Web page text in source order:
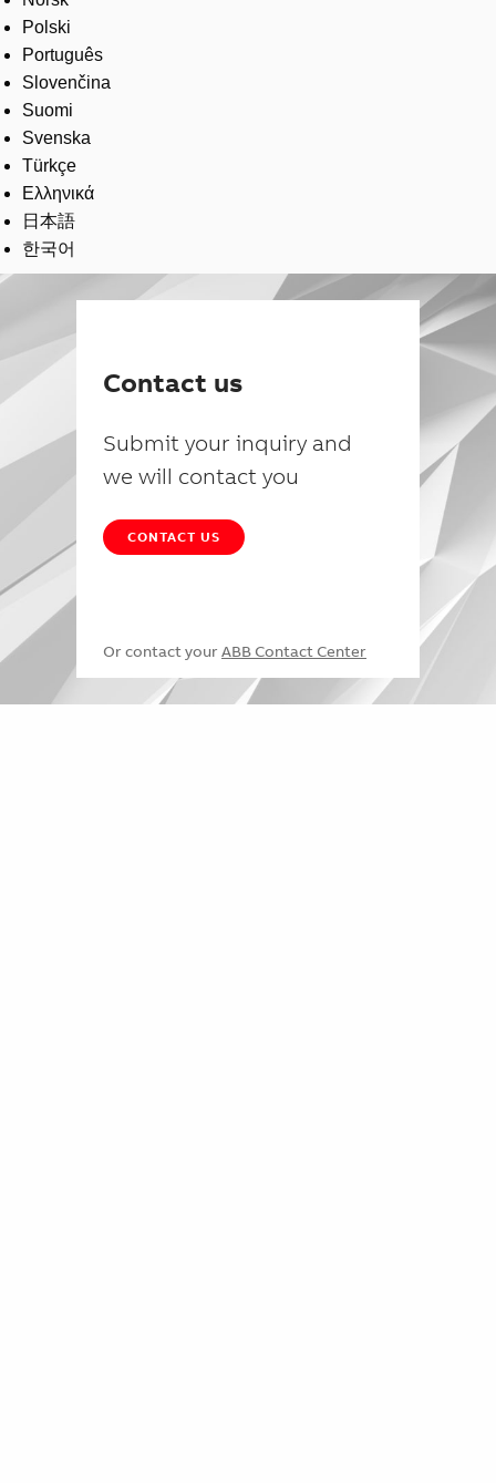
Polski
Português
Slovenčina
Suomi
Svenska
Türkçe
Ελληνικά
日本語
한국어
Contact us
Submit your inquiry and
we will contact you
CONTACT US
Or contact your ABB Contact Center